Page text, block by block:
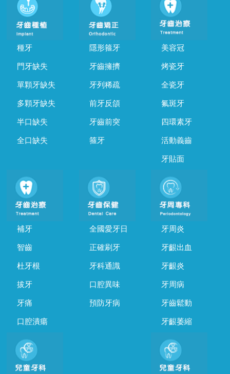
種牙
門牙缺失
單顆牙缺失
多顆牙缺失
半口缺失
全口缺失
隱形箍牙
牙齒擁擠
牙列稀疏
前牙反頜
牙齒前突
箍牙
美容冠
烤瓷牙
全瓷牙
氟斑牙
四環素牙
活動義齒
牙貼面
補牙
智齒
杜牙根
拔牙
牙痛
口腔潰瘍
全國愛牙日
正確刷牙
牙科通識
口腔異味
預防牙病
牙周炎
牙齦出血
牙齦炎
牙周病
牙齒鬆動
牙齦萎縮